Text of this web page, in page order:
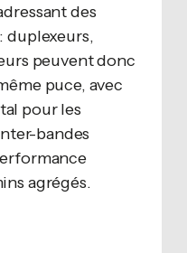
des
duplexeurs,
peuvent donc
puce, avec
pour les
bandes
agrégés.